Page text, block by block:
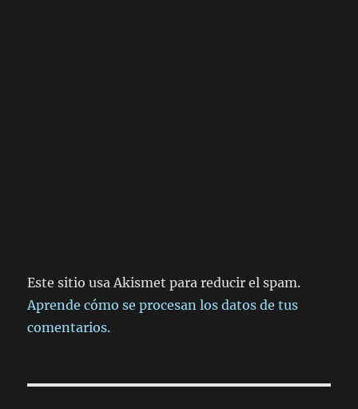
Este sitio usa Akismet para reducir el spam.
Aprende cómo se procesan los datos de tus
comentarios.